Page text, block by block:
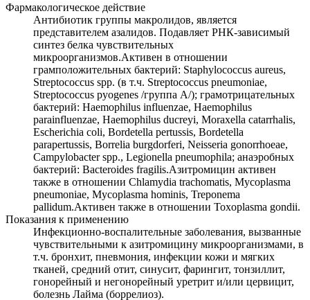
Фармакологическое действие
Антибиотик группы макролидов, является
представителем азалидов. Подавляет РНК-зависимый
синтез белка чувствительных
микроорганизмов.Активен в отношении
грамположительных бактерий: Staphylococcus aureus,
Streptococcus spp. (в т.ч. Streptococcus pneumoniae,
Streptococcus pyogenes /группа A/); грамотрицательных
бактерий: Haemophilus influenzae, Haemophilus
parainfluenzae, Haemophilus ducreyi, Moraxella catarrhalis,
Escherichia coli, Bordetella pertussis, Bordetella
parapertussis, Borrelia burgdorferi, Neisseria gonorrhoeae,
Campylobacter spp., Legionella pneumophila; анаэробных
бактерий: Bacteroides fragilis.Азитромицин активен
также в отношении Chlamydia trachomatis, Mycoplasma
pneumoniae, Mycoplasma hominis, Treponema
pallidum.Активен также в отношении Toxoplasma gondii.
Показания к применению
Инфекционно-воспалительные заболевания, вызванные
чувствительными к азитромицину микроорганизмами, в
т.ч. бронхит, пневмония, инфекции кожи и мягких
тканей, средний отит, синусит, фарингит, тонзиллит,
гонорейный и негонорейный уретрит и/или цервицит,
болезнь Лайма (боррелиоз).